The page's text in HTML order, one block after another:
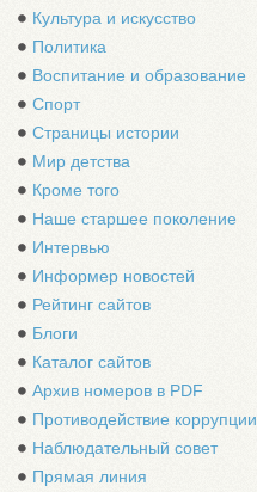
Культура и искусство
Политика
Воспитание и образование
Спорт
Страницы истории
Мир детства
Кроме того
Наше старшее поколение
Интервью
Информер новостей
Рейтинг сайтов
Блоги
Каталог сайтов
Архив номеров в PDF
Противодействие коррупции
Наблюдательный совет
Прямая линия